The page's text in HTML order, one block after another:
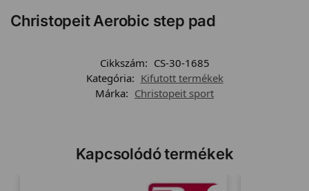
Christopeit Aerobic step pad
Cikkszám: CS-30-1685
Kategória: Kifutott termékek
Márka: Christopeit sport
Kapcsolódó termékek